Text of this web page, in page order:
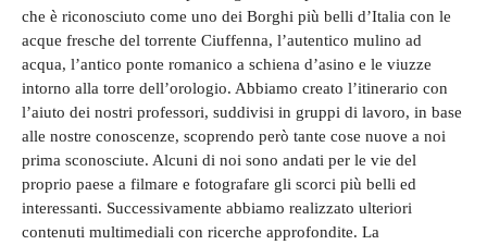
che è riconosciuto come uno dei Borghi più belli d’Italia con le
acque fresche del torrente Ciuffenna, l’autentico mulino ad
acqua, l’antico ponte romanico a schiena d’asino e le viuzze
intorno alla torre dell’orologio. Abbiamo creato l’itinerario con
l’aiuto dei nostri professori, suddivisi in gruppi di lavoro, in base
alle nostre conoscenze, scoprendo però tante cose nuove a noi
prima sconosciute. Alcuni di noi sono andati per le vie del
proprio paese a filmare e fotografare gli scorci più belli ed
interessanti. Successivamente abbiamo realizzato ulteriori
contenuti multimediali con ricerche approfondite. La